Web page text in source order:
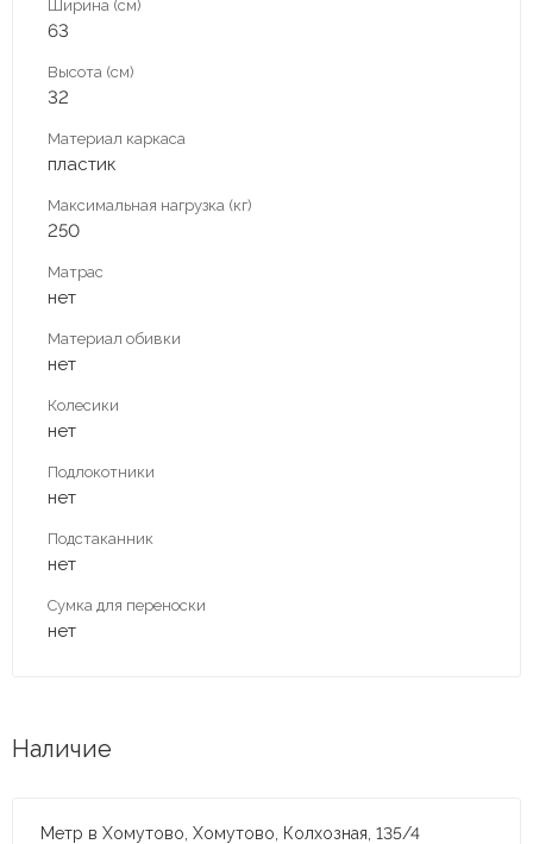
Ширина (см)
63
Высота (см)
32
Материал каркаса
пластик
Максимальная нагрузка (кг)
250
Матрас
нет
Материал обивки
нет
Колесики
нет
Подлокотники
нет
Подстаканник
нет
Сумка для переноски
нет
Наличие
Метр в Хомутово, Хомутово, Колхозная, 135/4